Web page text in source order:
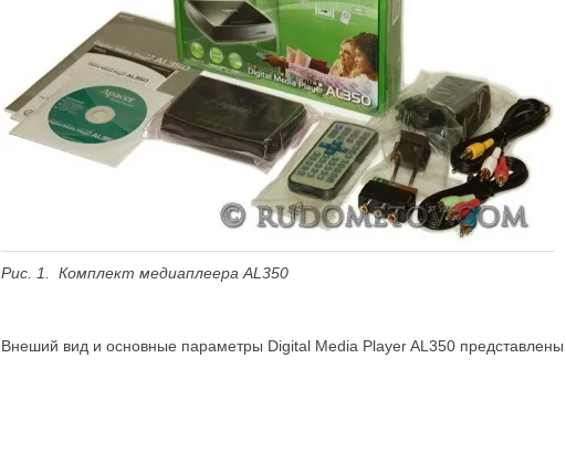
Рис. 1. Комплект медиаплеера AL350
Внеший вид и основные параметры Digital Media Player AL350 представлены